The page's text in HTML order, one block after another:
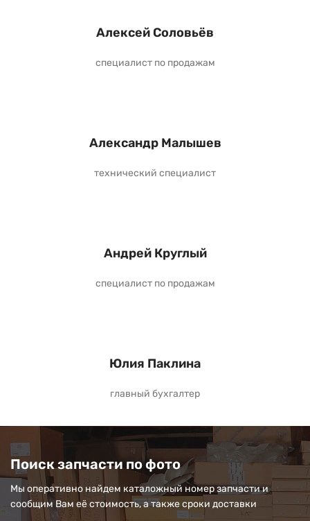
Алексей Соловьёв
специалист по продажам
Александр Малышев
технический специалист
Андрей Круглый
специалист по продажам
Юлия Паклина
главный бухгалтер
Поиск запчасти по фото
Мы оперативно найдем каталожный номер запчасти и
сообщим Вам её стоимость, а также сроки доставки